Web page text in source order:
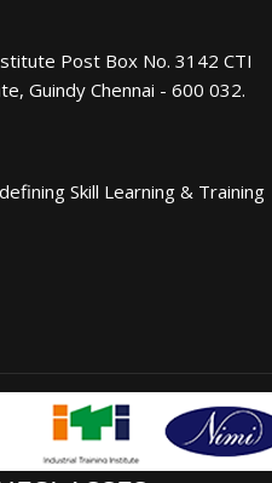
Post Box No. 3142 CTI
Guindy Chennai - 600 032.
Skill Learning & Training